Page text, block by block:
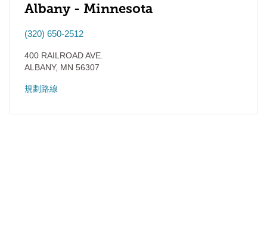
Albany - Minnesota
(320) 650-2512
400 RAILROAD AVE.
ALBANY, MN 56307
規劃路線